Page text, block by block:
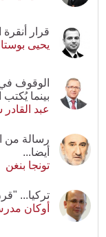
قرار
يحيى
الوقوف
بينما يُكتب
عبد
أيضا...
تونجا بنغن
تركيا...
أوكان